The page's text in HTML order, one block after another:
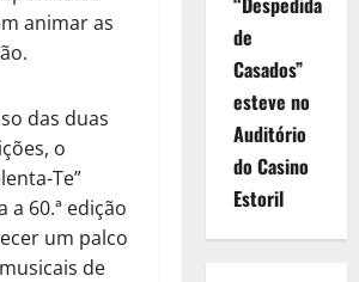
animar as
das duas
o
Te”
a 60.ª edição
um palco
de
de
Casados”
esteve no
Auditório
do Casino
Estoril